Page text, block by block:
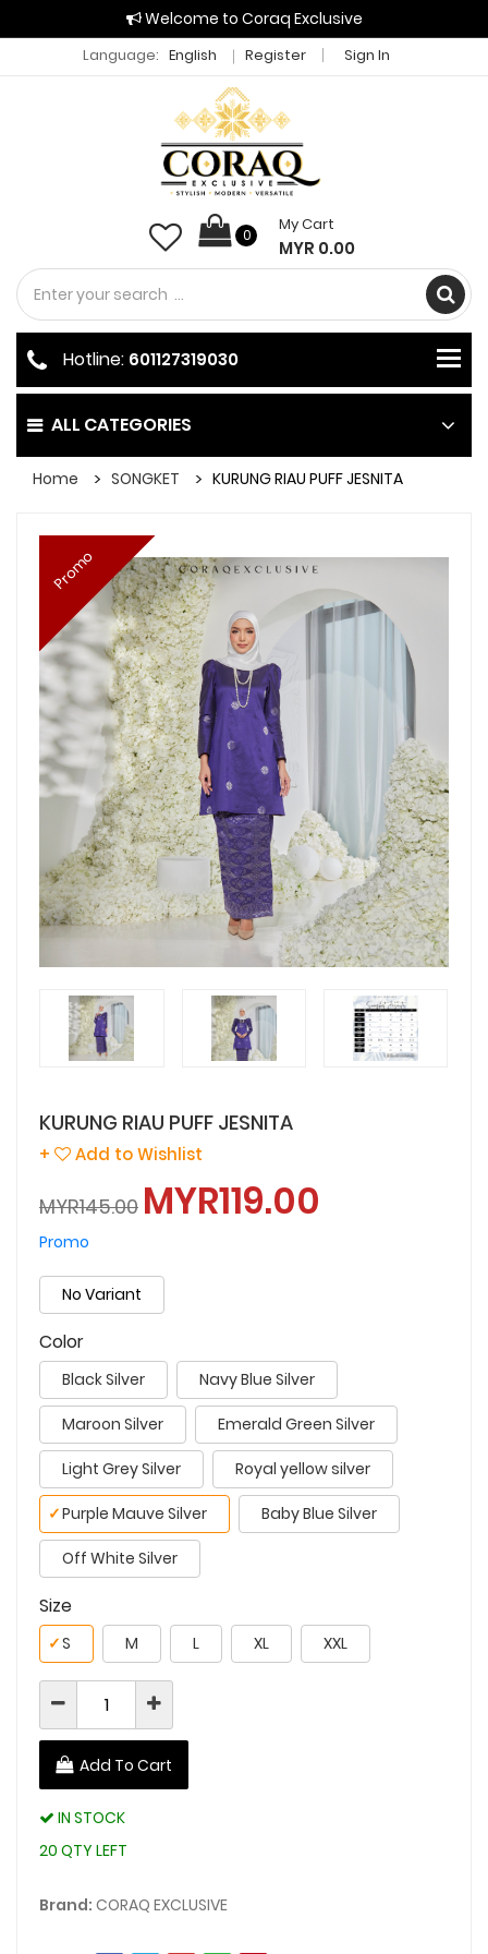
Welcome to Coraq Exclusive
Language: English Register Sign In
0
My Cart
MYR 0.00
ALL CATEGORIES
Hotline: 601127319030
Home SONGKET KURUNG RIAU PUFF JESNITA
Promo
KURUNG RIAU PUFF JESNITA
+ Add to Wishlist
MYR145.00 MYR119.00
Promo
No Variant
Color
Black Silver Navy Blue Silver
Maroon Silver Emerald Green Silver
Light Grey Silver Royal yellow silver
Purple Mauve Silver
✓ Baby Blue Silver
Off White Silver
Size
S
✓ M L XL XXL
Add To Cart
IN STOCK
20 QTY LEFT
Brand: CORAQ EXCLUSIVE